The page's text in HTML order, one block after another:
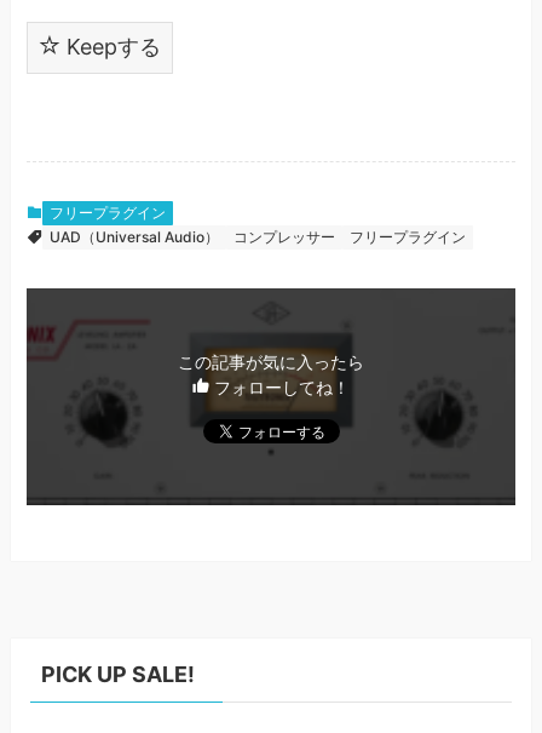
Keepする
フリープラグイン
UAD（Universal Audio）
コンプレッサー フリープラグイン
この記事が気に入ったら
フォローしてね！
PICK UP SALE!